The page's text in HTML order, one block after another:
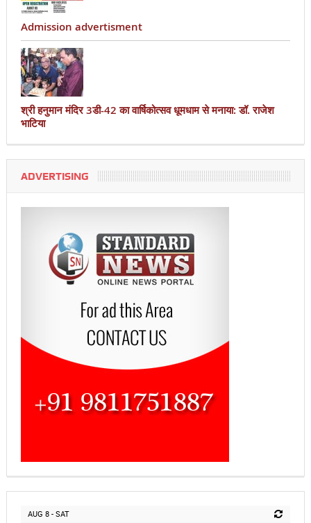
Admission advertisment
श्री हनुमान मंदिर 3डी-42 का वार्षिकोत्सव धूमधाम से मनाया: डॉ. राजेश
भाटिया
ADVERTISING
AUG 8 - SAT